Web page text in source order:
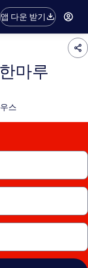
앱 다운 받기
마루
스